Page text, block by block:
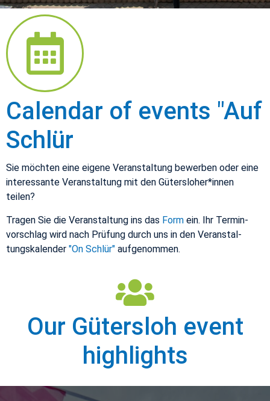
Cal­en­dar of events "Auf
Schlür
Sie möchten eine eigene Ve­r­anstal­tung be­wer­ben oder eine
in­ter­es­sante Ve­r­anstal­tung mit den Güter­slo­her*innen
teilen?
Tra­gen Sie die Ve­r­anstal­tung ins das Form ein. Ihr Ter­min­
vorschlag wird nach Prüfung durch uns in den Ve­r­anstal­
tungskalen­der "On Schlür" aufgenom­men.
Our Güter­sloh event
high­lights